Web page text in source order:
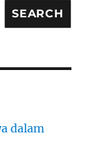
SEARCH
dalam